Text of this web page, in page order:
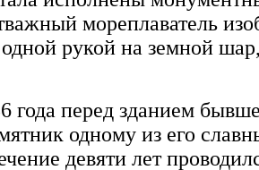
мореплаватель
рукой на земной
года перед зданием
одному из его
девяти лет